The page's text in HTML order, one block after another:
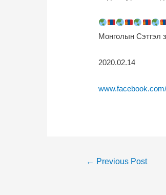
Монголын Сэтгэл
2020.02.14
← Previous Post